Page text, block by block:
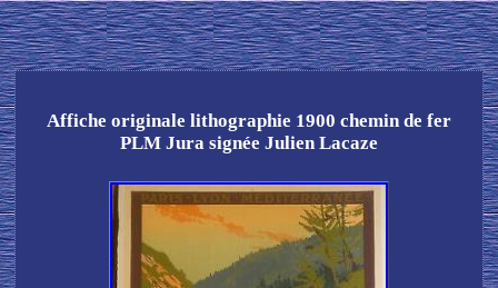
Affiche originale lithographie 1900 chemin de fer
PLM Jura signée Julien Lacaze